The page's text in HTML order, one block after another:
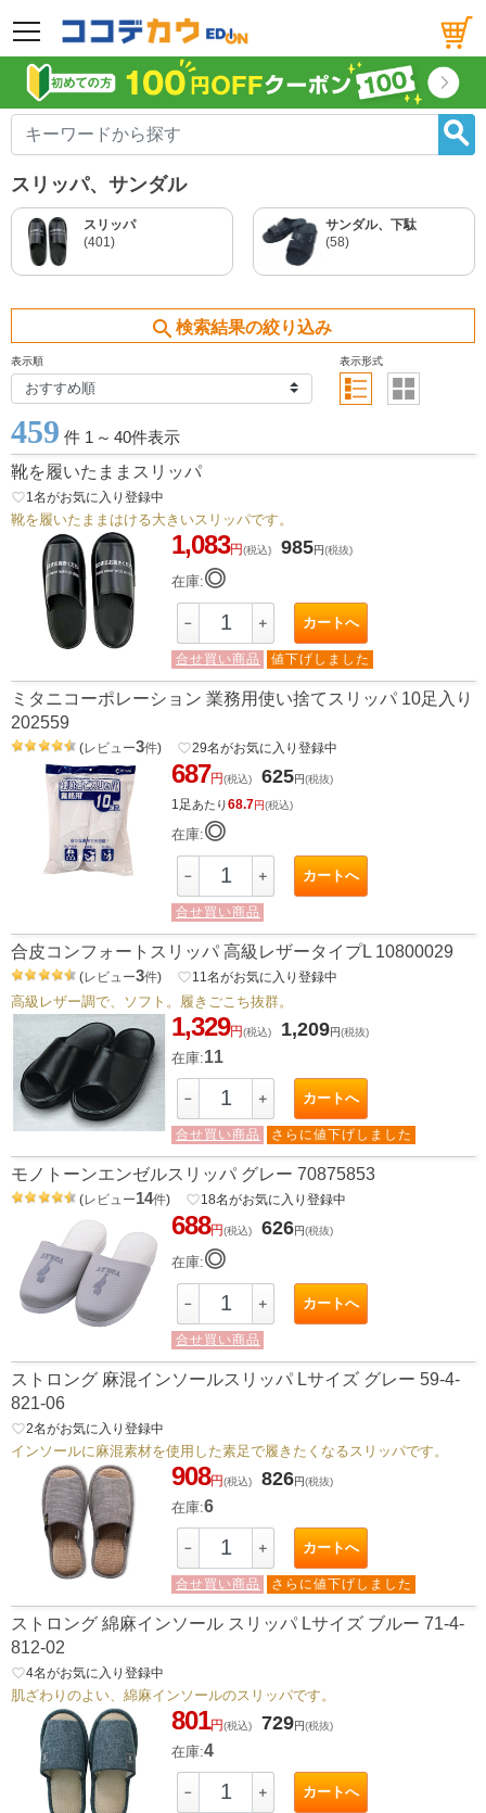
メニュー
スリッパ、サンダル
スリッパ
(401)
サンダル、下駄
(58)
search 検索結果の絞り込み
表示順 表示形式
459 件 1 ～ 40件表示
靴を履いたままスリッパ
favorite_border1 名がお気に入り登録中
靴を履いたままはける大きいスリッパです。
1,083円(税込) 985円(税抜)
在庫:◎
－ ＋ カートへ
合せ買い商品 値下げしました
ミタニコーポレーション 業務用使い捨てスリッパ 10足入り
202559
(レビュー3件) favorite_border29名がお気に入り登録中
687円(税込) 625円(税抜)
1足 あたり68.7円(税込)
在庫:◎
－ ＋ カートへ
合せ買い商品
合皮コンフォートスリッパ 高級レザータイプL 10800029
(レビュー3件) favorite_border11 名がお気に入り登録中
高級レザー調で、ソフト。履きごこち抜群。
1,329円(税込) 1,209円(税抜)
在庫:11
－ ＋ カートへ
合せ買い商品 さらに値下げしました
モノトーンエンゼルスリッパ グレー 70875853
(レビュー14件) favorite_border18名がお気に入り登録中
688円(税込) 626円(税抜)
在庫:◎
－ ＋ カートへ
合せ買い商品
ストロング 麻混インソールスリッパ Lサイズ グレー 59-4-
821-06
favorite_border2名がお気に入り登録中
インソールに麻混素材を使用した素足で履きたくなるスリッパです。
908円(税込) 826円(税抜)
在庫:6
－ ＋ カートへ
合せ買い商品 さらに値下げしました
ストロング 綿麻インソール スリッパ Lサイズ ブルー 71-4-
812-02
favorite_border4名がお気に入り登録中
肌ざわりのよい、綿麻インソールのスリッパです。
801円(税込) 729円(税抜)
在庫:4
－ ＋ カートへ